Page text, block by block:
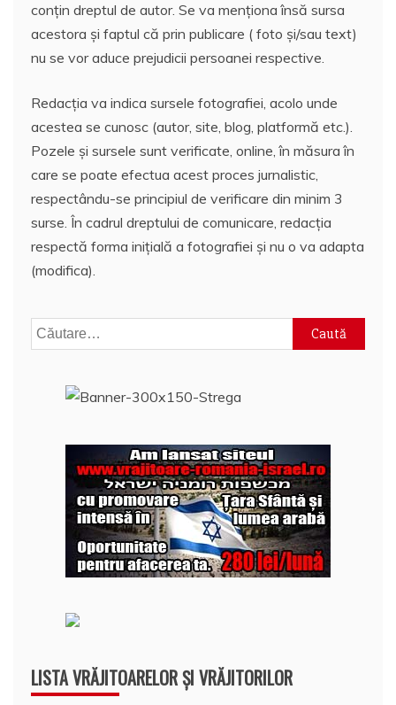
conțin dreptul de autor. Se va menționa însă sursa
acestora și faptul că prin publicare ( foto și/sau text)
nu se vor aduce prejudicii persoanei respective.
Redacția va indica sursele fotografiei, acolo unde
acestea se cunosc (autor, site, blog, platformă etc.).
Pozele și sursele sunt verificate, online, în măsura în
care se poate efectua acest proces jurnalistic,
respectându-se principiul de verificare din minim 3
surse. În cadrul dreptului de comunicare, redacția
respectă forma inițială a fotografiei și nu o va adapta
(modifica).
Caută
după:
LISTA VRĂJITOARELOR ȘI VRĂJITORILOR